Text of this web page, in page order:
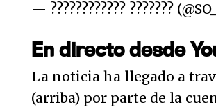
— ???????????? ???????
En directo desde
La noticia ha llegado a
(arriba) por parte de la